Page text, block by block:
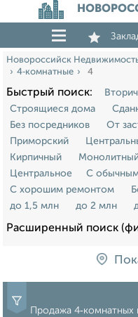
Новороссийск
4‑комнатные
4
Быстрый поиск:
Строящиеся дома
Без посредников
От
Приморский
Кирпичный
Центральное
С
С хорошим ремонтом
до 1,5 млн
до 2 млн
Расширенный поиск
Продажа 4‑комнатных